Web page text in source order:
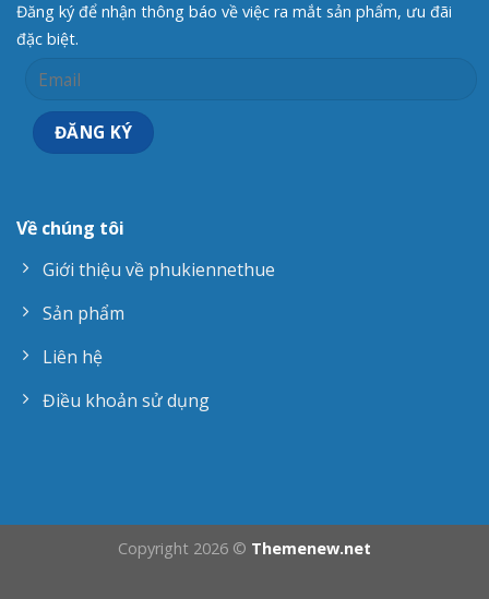
Về chúng tôi
Giới thiệu về phukiennethue
Sản phẩm
Liên hệ
Điều khoản sử dụng
Đăng ký để nhận thông báo về việc ra mắt sản phẩm, ưu đãi
đặc biệt.
Copyright 2026 © Themenew.net